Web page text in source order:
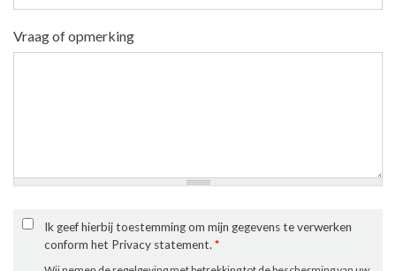
Vraag of opmerking
Ik geef hierbij toestemming om mijn gegevens te verwerken
conform het Privacy statement.*